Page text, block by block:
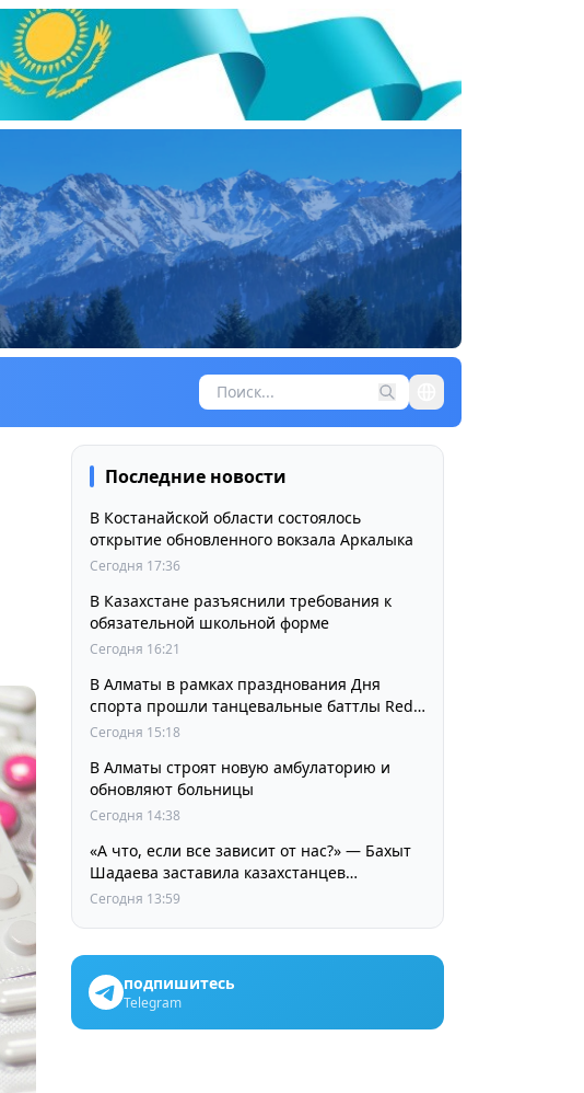
Последние новости
В Костанайской области состоялось
открытие обновленного вокзала Аркалыка
Сегодня 17:36
В Казахстане разъяснили требования к
обязательной школьной форме
Сегодня 16:21
В Алматы в рамках празднования Дня
спорта прошли танцевальные баттлы Red
Bull Dance Your Style
Сегодня 15:18
В Алматы строят новую амбулаторию и
обновляют больницы
Сегодня 14:38
«А что, если все зависит от нас?» — Бахыт
Шадаева заставила казахстанцев
остановиться и задуматься
Сегодня 13:59
подпишитесь
Telegram